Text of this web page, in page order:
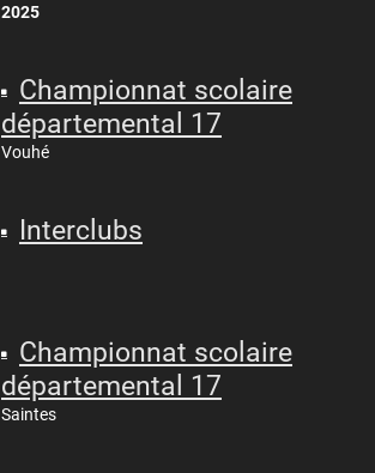
2025
Championnat scolaire
départemental 17
Vouhé
Interclubs
Championnat scolaire
départemental 17
Saintes